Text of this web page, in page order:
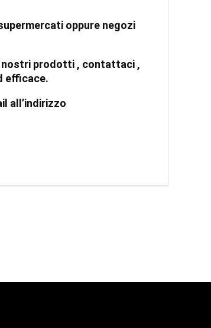
oppure negozi
nostri prodotti , contattaci ,
efficace.
all’indirizzo